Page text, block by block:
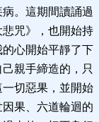
。這期間讀誦過
悲咒》，也開始持
心開始平靜了下
親手締造的，只
切惡果，並開始
果、六道輪迴的